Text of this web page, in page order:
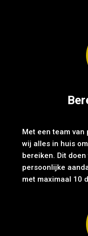
Met een team
wij alles in huis
bereiken. Dit
persoonlijke
met maximaal 10